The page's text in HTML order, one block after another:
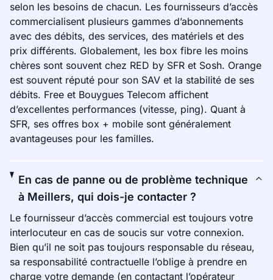
selon les besoins de chacun. Les fournisseurs d’accès
commercialisent plusieurs gammes d’abonnements
avec des débits, des services, des matériels et des
prix différents. Globalement, les box fibre les moins
chères sont souvent chez RED by SFR et Sosh. Orange
est souvent réputé pour son SAV et la stabilité de ses
débits. Free et Bouygues Telecom affichent
d’excellentes performances (vitesse, ping). Quant à
SFR, ses offres box + mobile sont généralement
avantageuses pour les familles.
En cas de panne ou de problème technique
à Meillers, qui dois-je contacter ?
Le fournisseur d’accès commercial est toujours votre
interlocuteur en cas de soucis sur votre connexion.
Bien qu’il ne soit pas toujours responsable du réseau,
sa responsabilité contractuelle l’oblige à prendre en
charge votre demande (en contactant l’opérateur